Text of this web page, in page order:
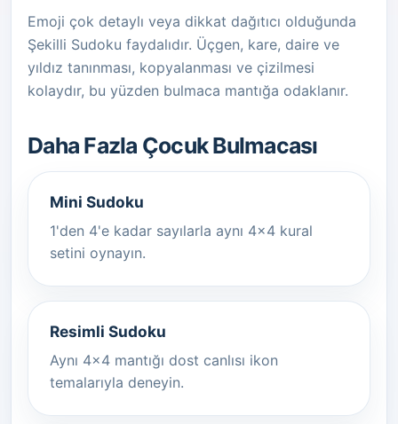
Emoji çok detaylı veya dikkat dağıtıcı olduğunda
Şekilli Sudoku faydalıdır. Üçgen, kare, daire ve
yıldız tanınması, kopyalanması ve çizilmesi
kolaydır, bu yüzden bulmaca mantığa odaklanır.
Daha Fazla Çocuk Bulmacası
Mini Sudoku
1'den 4'e kadar sayılarla aynı 4x4 kural
setini oynayın.
Resimli Sudoku
Aynı 4x4 mantığı dost canlısı ikon
temalarıyla deneyin.